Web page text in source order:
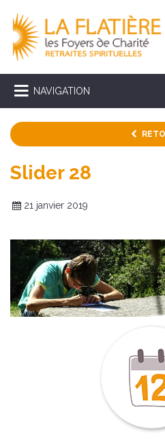
NAVIGATION
Slider 28
21 janvier 2019